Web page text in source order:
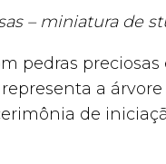
– miniatura de
pedras
a
de